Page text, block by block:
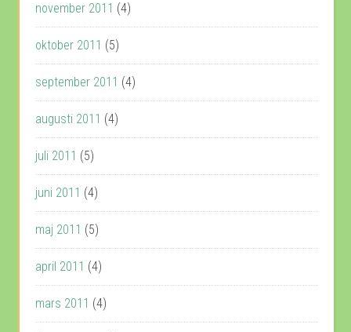
november 2011 (4)
oktober 2011 (5)
september 2011 (4)
augusti 2011 (4)
juli 2011 (5)
juni 2011 (4)
maj 2011 (5)
april 2011 (4)
mars 2011 (4)